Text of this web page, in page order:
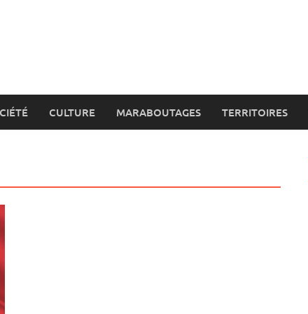
CULTURE MARABOUTAGES TERRITOIRES